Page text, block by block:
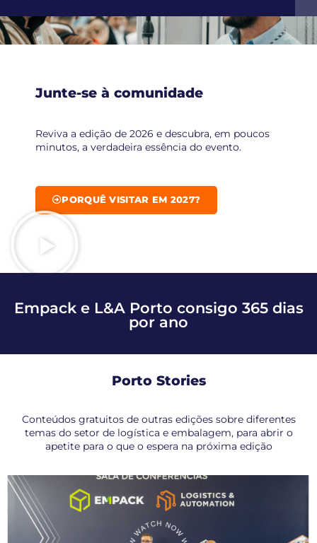
Junte-se à comunidade
Reviva a edição de 2026 e descubra, em poucos
minutos, a verdadeira essência do evento.
PORQUÊ VISITAR EM 2027?
Empack e L&A Porto consigo 365 dias
por ano
Porto Stories
Conteúdos gratuitos de outras edições sobre diferentes
temas do setor de logística e embalagem, para abrir o
apetite para o que o espera na próxima edição